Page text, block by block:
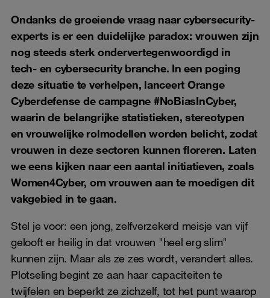
Ondanks de groeiende vraag naar cybersecurity-
experts is er een duidelijke paradox: vrouwen zijn
nog steeds sterk ondervertegenwoordigd in
tech- en cybersecurity branche. In een poging
deze situatie te verhelpen, lanceert Orange
Cyberdefense de campagne #NoBiasInCyber,
waarin de belangrijke statistieken, stereotypen
en vrouwelijke rolmodellen worden belicht, zodat
vrouwen in deze sectoren kunnen floreren. Laten
we eens kijken naar een aantal initiatieven, zoals
Women4Cyber, om vrouwen aan te moedigen dit
vakgebied in te gaan.
Stel je voor: een jong, zelfverzekerd meisje van vijf
gelooft er heilig in dat vrouwen "heel erg slim"
kunnen zijn. Maar als ze zes wordt, verandert alles.
Plotseling begint ze aan haar capaciteiten te
twijfelen en beperkt ze zichzelf, tot het punt waarop